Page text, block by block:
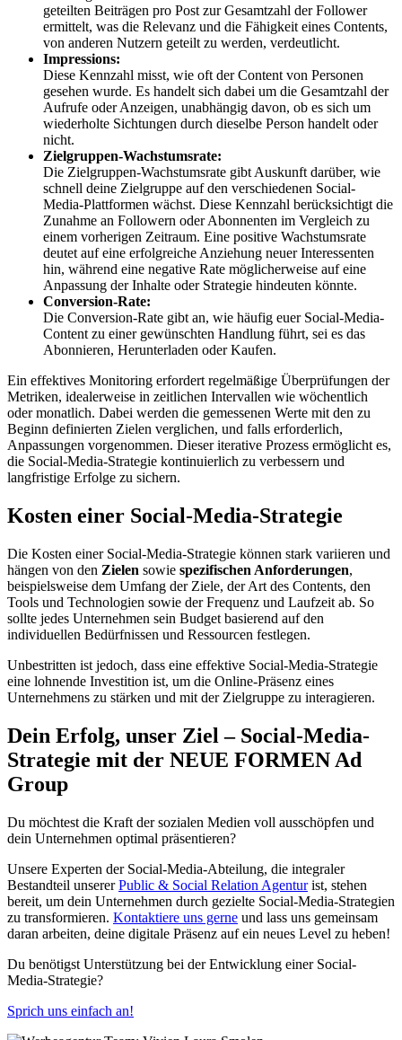
geteilten Beiträgen pro Post zur Gesamtzahl der Follower
ermittelt, was die Relevanz und die Fähigkeit eines Contents,
von anderen Nutzern geteilt zu werden, verdeutlicht.
Impressions:
Diese Kennzahl misst, wie oft der Content von Personen
gesehen wurde. Es handelt sich dabei um die Gesamtzahl der
Aufrufe oder Anzeigen, unabhängig davon, ob es sich um
wiederholte Sichtungen durch dieselbe Person handelt oder
nicht.
Zielgruppen-Wachstumsrate:
Die Zielgruppen-Wachstumsrate gibt Auskunft darüber, wie
schnell deine Zielgruppe auf den verschiedenen Social-
Media-Plattformen wächst. Diese Kennzahl berücksichtigt die
Zunahme an Followern oder Abonnenten im Vergleich zu
einem vorherigen Zeitraum. Eine positive Wachstumsrate
deutet auf eine erfolgreiche Anziehung neuer Interessenten
hin, während eine negative Rate möglicherweise auf eine
Anpassung der Inhalte oder Strategie hindeuten könnte.
Conversion-Rate:
Die Conversion-Rate gibt an, wie häufig euer Social-Media-
Content zu einer gewünschten Handlung führt, sei es das
Abonnieren, Herunterladen oder Kaufen.
Ein effektives Monitoring erfordert regelmäßige Überprüfungen der
Metriken, idealerweise in zeitlichen Intervallen wie wöchentlich
oder monatlich. Dabei werden die gemessenen Werte mit den zu
Beginn definierten Zielen verglichen, und falls erforderlich,
Anpassungen vorgenommen. Dieser iterative Prozess ermöglicht es,
die Social-Media-Strategie kontinuierlich zu verbessern und
langfristige Erfolge zu sichern.
Kosten einer Social-Media-Strategie
Die Kosten einer Social-Media-Strategie können stark variieren und
hängen von den Zielen sowie spezifischen Anforderungen,
beispielsweise dem Umfang der Ziele, der Art des Contents, den
Tools und Technologien sowie der Frequenz und Laufzeit ab. So
sollte jedes Unternehmen sein Budget basierend auf den
individuellen Bedürfnissen und Ressourcen festlegen.
Unbestritten ist jedoch, dass eine effektive Social-Media-Strategie
eine lohnende Investition ist, um die Online-Präsenz eines
Unternehmens zu stärken und mit der Zielgruppe zu interagieren.
Dein Erfolg, unser Ziel – Social-Media-
Strategie mit der NEUE FORMEN Ad
Group
Du möchtest die Kraft der sozialen Medien voll ausschöpfen und
dein Unternehmen optimal präsentieren?
Unsere Experten der Social-Media-Abteilung, die integraler
Bestandteil unsererPublic & Social Relation Agenturist, stehen
bereit, um dein Unternehmen durch gezielte Social-Media-Strategien
zu transformieren. Kontaktiere uns gerne und lass uns gemeinsam
daran arbeiten, deine digitale Präsenz auf ein neues Level zu heben!
Du benötigst Unterstützung bei der Entwicklung einer Social-
Media-Strategie?
Sprich uns einfach an!